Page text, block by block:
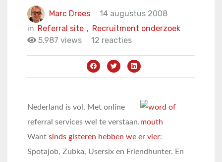
Marc Drees
14 augustus 2008
in
Recruitment onderzoek
Referral site ,
5.987 views
12 reacties
Nederland is vol. Met online
referral services wel te verstaan.
Want sinds gisteren hebben we er vier:
Spotajob, Zubka, Usersix en Friendhunter. En